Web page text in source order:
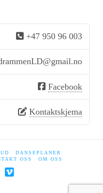
+47 950 96 003
Facebook
Kontaktskjema
DANSEPLANER
OSS OM OSS